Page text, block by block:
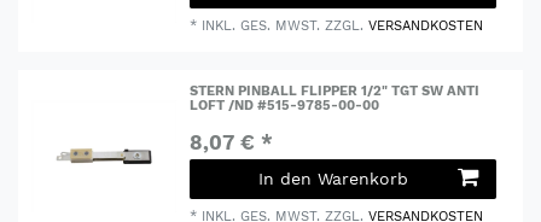
* INKL. GES. MWST. ZZGL.VERSANDKOSTEN
STERN PINBALL FLIPPER 1/2" TGT SW ANTI
LOFT /ND #515-9785-00-00
8,07 € *
In den Warenkorb
* INKL. GES. MWST. ZZGL.VERSANDKOSTEN